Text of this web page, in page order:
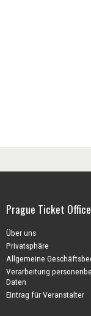
Prague Ticket Office
Über uns
Privatsphäre
Allgemeine
Verarbeitung
Daten
Eintrag für Veranstalter